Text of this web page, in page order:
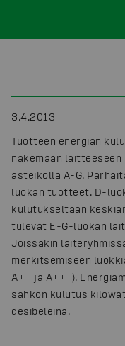
3.4.2013
Tuotteen energian
näkemään
asteikolla A-G.
luokan tuotteet. D-
kulutukseltaan
tulevat E-G-luokan
Joissakin
merkitsemiseen
A++ ja A+++).
sähkön kulutus
desibeleinä.